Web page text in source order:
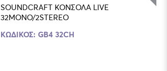
SOUNDCRAFT ΚΟΝΣΟΛΑ LIVE
32MONO/2STEREO
ΚΩΔΙΚΟΣ: GB4 32CH